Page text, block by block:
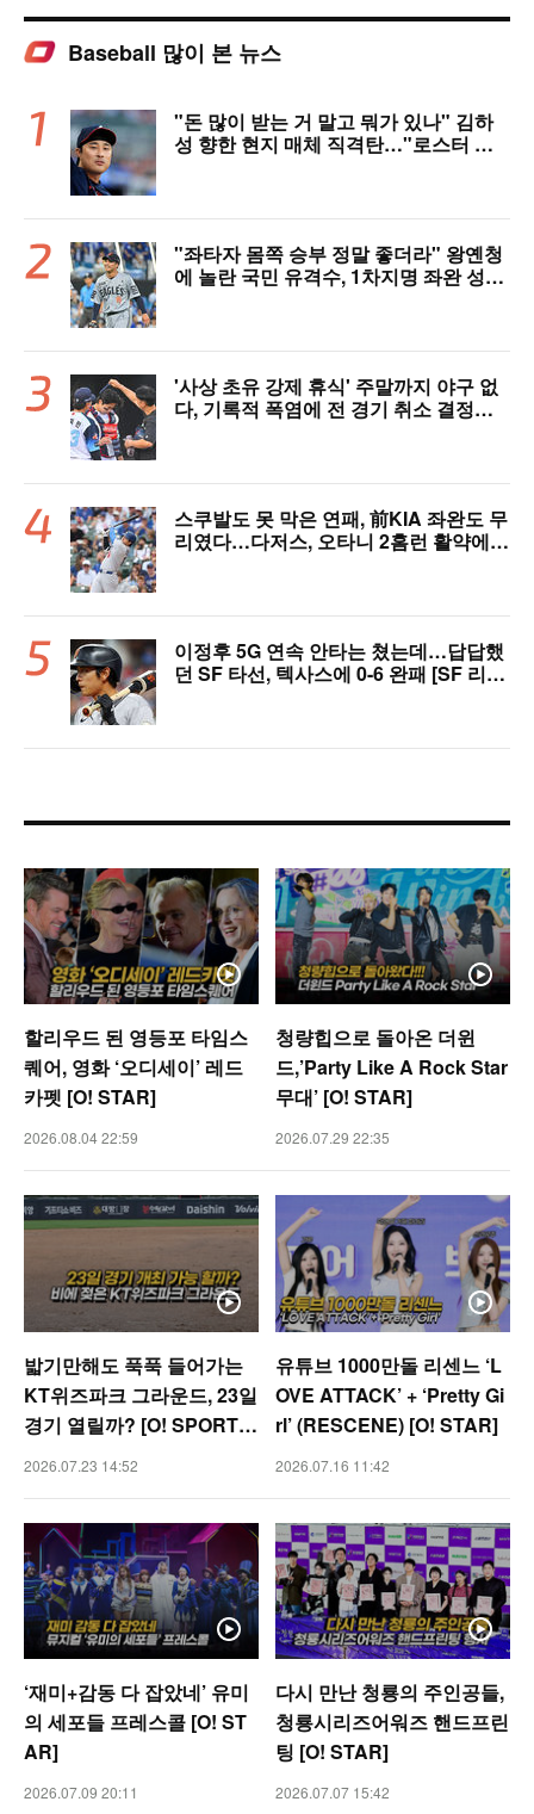
Baseball 많이 본 뉴스
"돈 많이 받는 거 말고 뭐가 있나" 김하
성 향한 현지 매체 직격탄…"로스터 한
"좌타자 몸쪽 승부 정말 좋더라" 왕옌청
에 놀란 국민 유격수, 1차지명 좌완 성장
'사상 초유 강제 휴식' 주말까지 야구 없
다, 기록적 폭염에 전 경기 취소 결정…1
스쿠발도 못 막은 연패, 前KIA 좌완도 무
리였다…다저스, 오타니 2홈런 활약에도
이정후 5G 연속 안타는 쳤는데…답답했
던 SF 타선, 텍사스에 0-6 완패 [SF 리
할리우드 된 영등포 타임스
퀘어, 영화 ‘오디세이’ 레드
카펫 [O! STAR]
2026.08.04 22:59
청량힙으로 돌아온 더윈
드,’Party Like A Rock Star
무대’ [O! STAR]
2026.07.29 22:35
밟기만해도 푹푹 들어가는
KT위즈파크 그라운드, 23일
경기 열릴까? [O! SPORTS
숏폼]
2026.07.23 14:52
유튜브 1000만돌 리센느 ‘L
OVE ATTACK’ + ‘Pretty Gi
rl’ (RESCENE) [O! STAR]
2026.07.16 11:42
‘재미+감동 다 잡았네’ 유미
의 세포들 프레스콜 [O! ST
AR]
2026.07.09 20:11
다시 만난 청룡의 주인공들,
청룡시리즈어워즈 핸드프린
팅 [O! STAR]
2026.07.07 15:42